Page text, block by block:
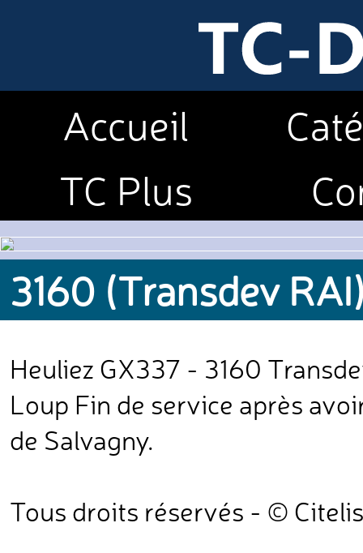
Accueil
TC Plus
3160 (Transdev
Heuliez GX337 - 3160
Loup Fin de service après
de Salvagny.
Tous droits réservés - ©